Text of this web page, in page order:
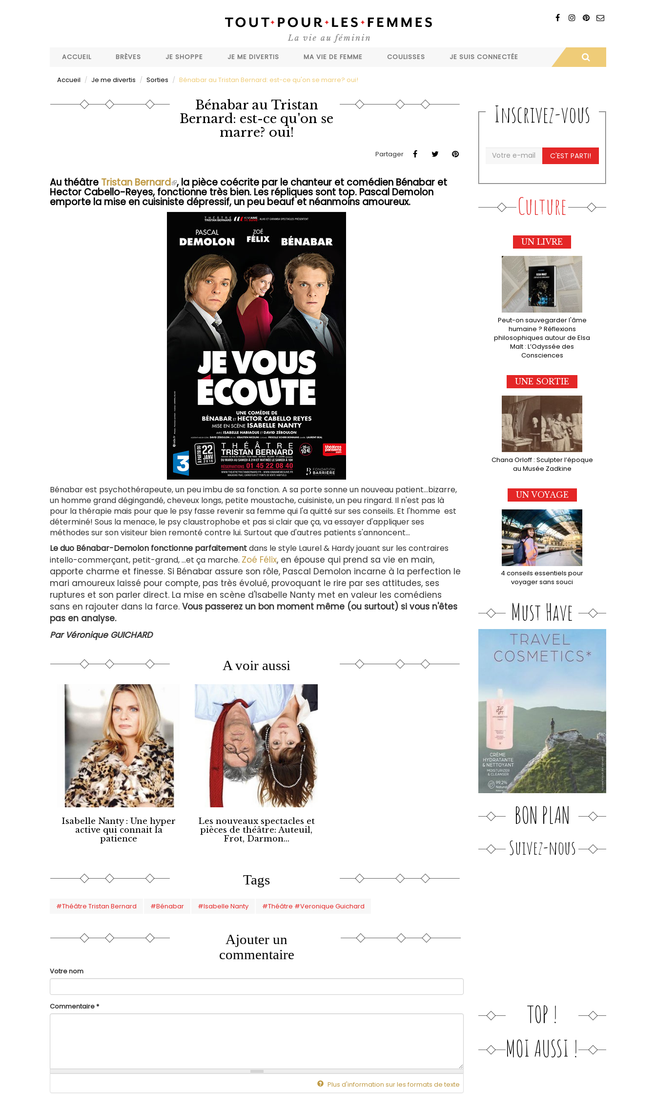
ACCUEIL
BRÈVES JE SHOPPE JE ME DIVERTIS MA VIE DE FEMME COULISSES JE SUIS CONNECTÉE
Accueil Je me divertis Sorties Bénabar au Tristan Bernard: est-ce qu'on se marre? oui!
Bénabar au Tristan
Bernard: est-ce qu'on se
marre? oui!
Partager
Au théâtre Tristan Bernard(le
lien
est
externe)
, la pièce coécrite par le chanteur et comédien Bénabar et
Hector Cabello-Reyes, fonctionne très bien. Les répliques sont top. Pascal Demolon
emporte la mise en cuisiniste dépressif, un peu beauf et néanmoins amoureux.
Bénabar est psychothérapeute, un peu imbu de sa fonction. A sa porte sonne un nouveau patient...bizarre,
un homme grand dégingandé, cheveux longs, petite moustache, cuisiniste, un peu ringard. Il n'est pas là
pour la thérapie mais pour que le psy fasse revenir sa femme qui l'a quitté sur ses conseils. Et l'homme est
déterminé! Sous la menace, le psy claustrophobe et pas si clair que ça, va essayer d'appliquer ses
méthodes sur son visiteur bien remonté contre lui. Surtout que d'autres patients s'annoncent...
Le duo Bénabar-Demolon fonctionne parfaitementdans le style Laurel & Hardy jouant sur les contraires
intello-commerçant, petit-grand, ...et ça marche. Zoé Félix, en épouse qui prend sa vie en main,
apporte charme et finesse. Si Bénabar assure son rôle, Pascal Demolon incarne à la perfection le
mari amoureux laissé pour compte, pas très évolué, provoquant le rire par ses attitudes, ses
ruptures et son parler direct. La mise en scène d'Isabelle Nanty met en valeur les comédiens
sans en rajouter dans la farce. Vous passerez un bon moment même (ou surtout) si vous n'êtes
pas en analyse.
Par Véronique GUICHARD
A voir aussi
Isabelle Nanty : Une hyper
active qui connait la
patience
Les nouveaux spectacles et
pièces de théâtre: Auteuil,
Frot, Darmon...
Tags
#Théâtre Tristan Bernard #Bénabar #Isabelle Nanty #Théâtre #Veronique Guichard
Ajouter un
commentaire
Votre nom
Commentaire *
Plus d'information sur les formats de texte
Inscrivez-vous
C'EST PARTI!
Culture
UN LIVRE
Peut-on sauvegarder l'âme
humaine ? Réflexions
philosophiques autour de Elsa
Malt : L’Odyssée des
Consciences
UNE SORTIE
Chana Orloff : Sculpter l’époque
au Musée Zadkine
UN VOYAGE
4 conseils essentiels pour
voyager sans souci
Must Have
BON PLAN
Suivez-nous
TOP !
MOI AUSSI !